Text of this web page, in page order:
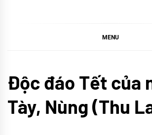
MENU
truyền
Khám
phá
Độc đáo Tết của
Tày, Nùng (Thu